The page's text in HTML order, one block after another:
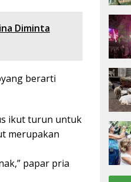
Diminta
berarti
ikut turun untuk
merupakan
papar pria